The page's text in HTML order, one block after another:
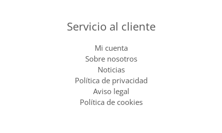
Servicio al cliente
Mi cuenta
Sobre nosotros
Noticias
Política de privacidad
Aviso legal
Política de cookies